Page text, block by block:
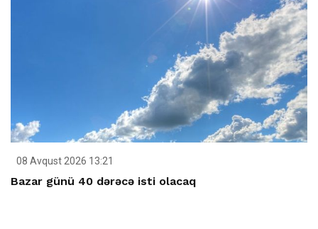
08 Avqust 2026 13:21
Bazar günü 40 dərəcə isti olacaq